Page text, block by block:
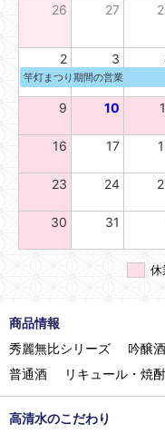
商品情報
秀麗無比シリーズ
吟醸酒
普通酒
リキュール・焼酎
高清水のこだわり
26 27
2 3
竿灯まつり期間の営業
9 10
16 17
23 24
30 31
休